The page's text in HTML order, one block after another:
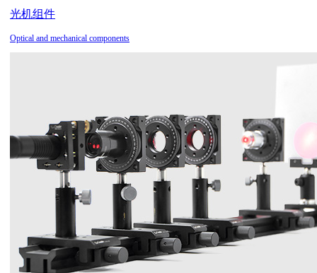
光机组件
Optical and mechanical components